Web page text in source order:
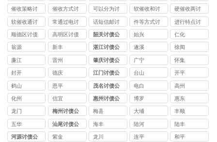
债公司
债公司
债公司
债公司
债公司
催收策略讨
债公司
催收方式讨
债公司
可以分为讨
债公司
软催收和讨
债公司
硬催收两讨
债公司
软催收通讨
债公司
常通过电讨
债公司
话短信邮讨
债公司
件等方式讨
债公司
进行特点讨
债公司
顺德区讨债
公司
高明区讨债
公司
韶关讨债公
司
始兴 仁化
翁源 新丰
湛江讨债公
司
遂溪 徐闻
廉江 雷州
肇庆讨债公
司
广宁 怀集
封开 德庆
江门讨债公
司
台山 开平
鹤山 恩平
茂名讨债公
司
电白 高州
化州 信宜
惠州讨债公
司
博罗 惠东
龙门
梅州讨债公
司
梅县 大埔 丰顺
五华
汕尾讨债公
司
海丰 陆河 陆丰
河源讨债公
紫金 龙川 连平 和平